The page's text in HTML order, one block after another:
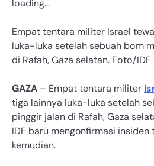
loading…
Empat tentara militer Israel
luka-luka setelah sebuah bom
di Rafah, Gaza selatan. Foto/IDF
GAZA – Empat tentara militer
tiga lainnya luka-luka setelah
pinggir jalan di Rafah, Gaza
IDF baru mengonfirmasi
kemudian.